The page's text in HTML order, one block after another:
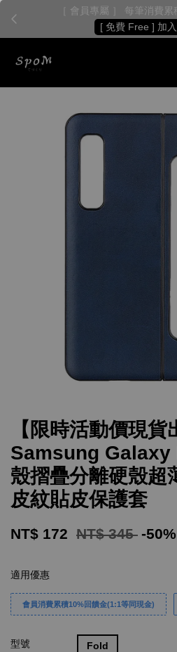
［ 會員專屬 ］ 每筆消費
[ 免費 Free ] 加
【限時活動價現貨
Samsung Galaxy
殼摺疊分離硬殼超
皮紋貼皮保護套
NT$ 172 NT$ 345 -50%
適用優惠
會員消費累積10%回饋金(1:1等同現金)
型號 Fold